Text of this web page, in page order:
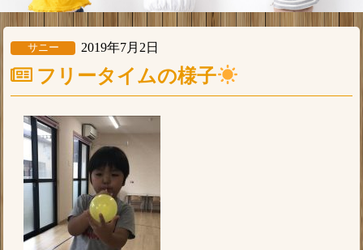
サニー 2019年7月2日
フリータイムの様子